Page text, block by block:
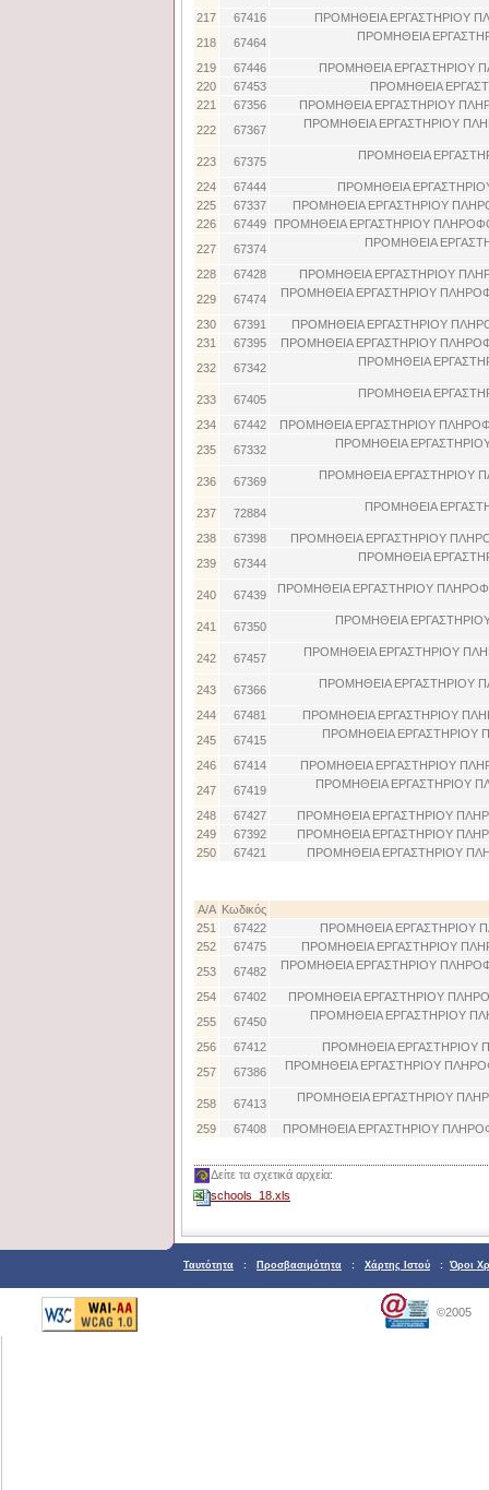
217 67416
ΠΡΟΜΗΘΕΙΑ ΕΡΓΑΣΤΗΡΙΟΥ
218
67464 ΠΡΟΜΗΘΕΙΑ
219 67446
ΠΡΟΜΗΘΕΙΑ ΕΡΓΑΣΤΗΡΙΟΥ
220
67453
ΠΡΟΜΗΘΕΙΑ
221
67356
ΠΡΟΜΗΘΕΙΑ ΕΡΓΑΣΤΗΡΙΟΥ
222
67367 ΠΡΟΜΗΘΕΙΑ ΕΡΓΑΣΤΗΡΙΟΥ
223 67375 ΠΡΟΜΗΘΕΙΑ
224 67444
ΠΡΟΜΗΘΕΙΑ
225
67337
ΠΡΟΜΗΘΕΙΑ ΕΡΓΑΣΤΗΡΙΟΥ
226
67449
ΠΡΟΜΗΘΕΙΑ ΕΡΓΑΣΤΗΡΙΟΥ
227
67374 ΠΡΟΜΗΘΕΙΑ
228 67428
ΠΡΟΜΗΘΕΙΑ ΕΡΓΑΣΤΗΡΙΟΥ
229
67474 ΠΡΟΜΗΘΕΙΑ ΕΡΓΑΣΤΗΡΙΟΥ
230 67391
ΠΡΟΜΗΘΕΙΑ ΕΡΓΑΣΤΗΡΙΟΥ
231
67395
ΠΡΟΜΗΘΕΙΑ ΕΡΓΑΣΤΗΡΙΟΥ
232
67342 ΠΡΟΜΗΘΕΙΑ
233 67405 ΠΡΟΜΗΘΕΙΑ
234 67442
ΠΡΟΜΗΘΕΙΑ ΕΡΓΑΣΤΗΡΙΟΥ
235
67332 ΠΡΟΜΗΘΕΙΑ
236 67369 ΠΡΟΜΗΘΕΙΑ ΕΡΓΑΣΤΗΡΙΟΥ
237 72884 ΠΡΟΜΗΘΕΙΑ
238 67398
ΠΡΟΜΗΘΕΙΑ ΕΡΓΑΣΤΗΡΙΟΥ
239
67344 ΠΡΟΜΗΘΕΙΑ
240 67439 ΠΡΟΜΗΘΕΙΑ ΕΡΓΑΣΤΗΡΙΟΥ
241 67350 ΠΡΟΜΗΘΕΙΑ
242 67457 ΠΡΟΜΗΘΕΙΑ ΕΡΓΑΣΤΗΡΙΟΥ
243 67366 ΠΡΟΜΗΘΕΙΑ ΕΡΓΑΣΤΗΡΙΟΥ
244 67481
ΠΡΟΜΗΘΕΙΑ ΕΡΓΑΣΤΗΡΙΟΥ
245
67415 ΠΡΟΜΗΘΕΙΑ ΕΡΓΑΣΤΗΡΙΟΥ
246 67414
ΠΡΟΜΗΘΕΙΑ ΕΡΓΑΣΤΗΡΙΟΥ
247
67419 ΠΡΟΜΗΘΕΙΑ ΕΡΓΑΣΤΗΡΙΟΥ
248 67427
ΠΡΟΜΗΘΕΙΑ ΕΡΓΑΣΤΗΡΙΟΥ
249
67392
ΠΡΟΜΗΘΕΙΑ ΕΡΓΑΣΤΗΡΙΟΥ
250
67421 ΠΡΟΜΗΘΕΙΑ ΕΡΓΑΣΤΗΡΙΟΥ
Α/Α
Κωδικός
251
67422
ΠΡΟΜΗΘΕΙΑ ΕΡΓΑΣΤΗΡΙΟΥ
252
67475
ΠΡΟΜΗΘΕΙΑ ΕΡΓΑΣΤΗΡΙΟΥ
253
67482 ΠΡΟΜΗΘΕΙΑ ΕΡΓΑΣΤΗΡΙΟΥ
254 67402
ΠΡΟΜΗΘΕΙΑ ΕΡΓΑΣΤΗΡΙΟΥ
255
67450 ΠΡΟΜΗΘΕΙΑ ΕΡΓΑΣΤΗΡΙΟΥ
256 67412
ΠΡΟΜΗΘΕΙΑ ΕΡΓΑΣΤΗΡΙΟΥ
257
67386 ΠΡΟΜΗΘΕΙΑ ΕΡΓΑΣΤΗΡΙΟΥ
258 67413 ΠΡΟΜΗΘΕΙΑ ΕΡΓΑΣΤΗΡΙΟΥ
259 67408 ΠΡΟΜΗΘΕΙΑ ΕΡΓΑΣΤΗΡΙΟΥ
Δείτε τα σχετικά αρχεία:
schools_18.xls
Ταυτότητα : Προσβασιμότητα : Χάρτης Ιστού : Όροι
©2005